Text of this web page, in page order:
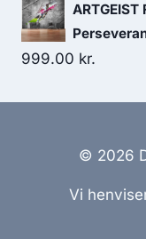
999.00 kr.
© 2026
Vi